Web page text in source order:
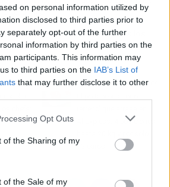
on personal information utilized by
disclosed to third parties prior to
separately opt-out of the further
information by third parties on the
participants. This information may
to third parties on the IAB’s List of
that may further disclose it to other
Opt Outs
of the Sharing of my
of the Sale of my
activa.
ella “lo echa de menos todos los
Artículo siguiente
AliExpress: 4 posiciones,
13 euros